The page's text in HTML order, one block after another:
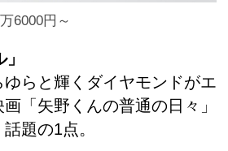
6000円～
らと輝くダイヤモンドがエ
「矢野くんの普通の日々」
題の1点。